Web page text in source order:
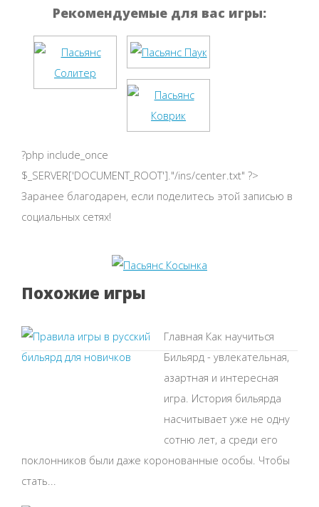
Рекомендуемые для вас игры:
?php include_once
$_SERVER['DOCUMENT_ROOT']."/ins/center.txt" ?>
Заранее благодарен, если поделитесь этой записью в
социальных сетях!
Похожие игры
Главная Как научиться
Бильярд - увлекательная,
азартная и интересная
игра. История бильярда
насчитывает уже не одну
сотню лет, а среди его
поклонников были даже коронованные особы. Чтобы
стать...